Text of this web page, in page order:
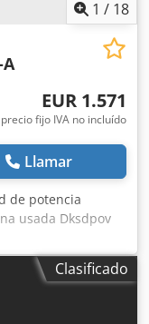
1 / 18
EUR 1.571
precio fijo IVA no incluído
Llamar
de potencia
usada Dksdpov
057-AHAG-G714-
Capacidad del
PV7-1A/16, 160
240 V; 50 Hz;
Tipo: Solenoide
Clasificado